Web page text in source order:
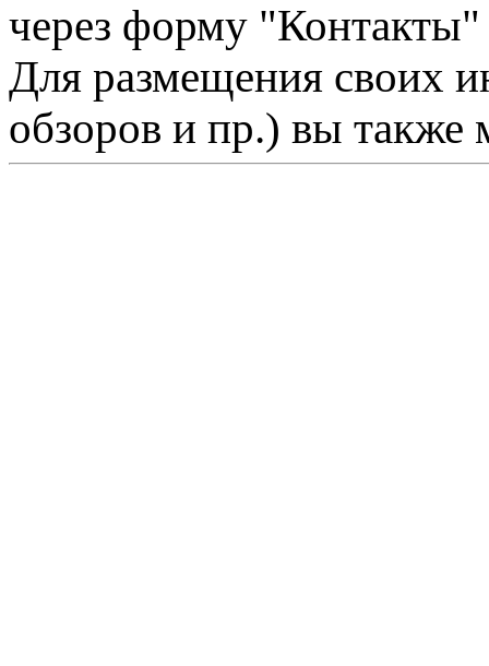
через форму "Контакты"
Для размещения своих
обзоров и пр.) вы также